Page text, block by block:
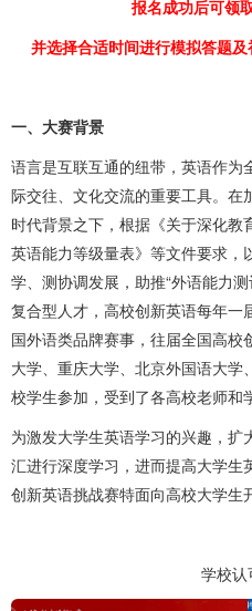
报名成功后可领
并选择合适时间进行模拟答题
一、大赛背景
语言是互联互通的纽带，英语作为
际交往、文化交流的重要工具。在
时代背景之下，根据《关于深化
英语能力等级量表》等文件要求，
学、测协调发展，助推“外语能力测
复合型人才，高校创新英语每年
国外语类品牌赛事，往届全国高
大学、重庆大学、北京外国语大
校学生参加，受到了各高校老师和
为激发大学生英语学习的兴趣，
汇进行深度学习，进而提高大学生
创新英语挑战赛特面向高校大学生
学校